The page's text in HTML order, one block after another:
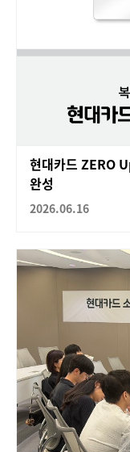
현대카드 ZERO
완성
2026.06.16